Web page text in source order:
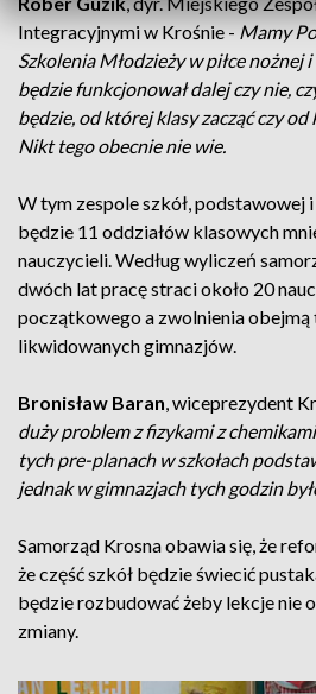
Integracyjnymi w Krośnie - Mamy
Szkolenia Młodzieży w piłce nożnej
będzie funkcjonował dalej czy nie,
będzie, od której klasy zacząć czy
Nikt tego obecnie nie wie.
W tym zespole szkół, podstawowej
będzie 11 oddziałów klasowych
nauczycieli. Według wyliczeń
dwóch lat pracę straci około 20
początkowego a zwolnienia obejmą
likwidowanych gimnazjów.
Bronisław Baran, wiceprezydent
duży problem z fizykami z
tych pre-planach w szkołach
jednak w gimnazjach tych godzin
Samorząd Krosna obawia się, że
że część szkół będzie świecić
będzie rozbudować żeby lekcje nie
zmiany.